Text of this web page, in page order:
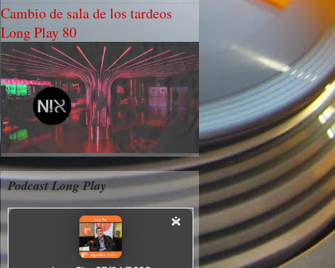
Cambio de sala de los tardeos
Long Play 80
Podcast Long Play